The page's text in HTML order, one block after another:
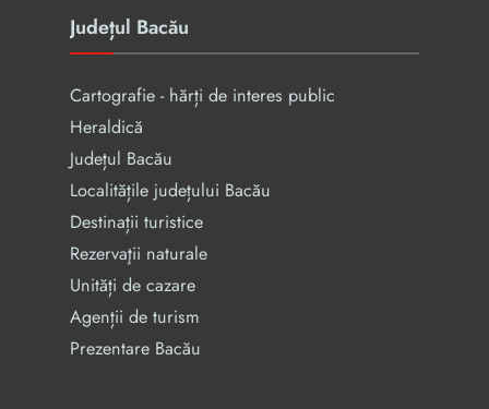
Județul Bacău
Cartografie - hărți de interes public
Heraldică
Județul Bacău
Localitățile județului Bacău
Destinații turistice
Rezervaţii naturale
Unități de cazare
Agenții de turism
Prezentare Bacău